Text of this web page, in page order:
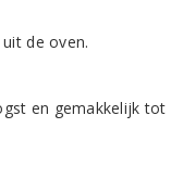
de oven.
en gemakkelijk tot